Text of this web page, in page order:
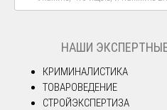
НАШИ
КРИМИНАЛИСТИКА
ТОВАРОВЕДЕНИЕ
СТРОЙЭКСПЕРТИЗА